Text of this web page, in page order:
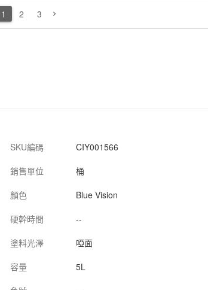
--
1 2 3 keyboard_arrow_right
SKU編碼
CIY001566
銷售單位
桶
顏色
Blue Vision
硬幹時間
--
塗料光澤
啞面
容量
5L